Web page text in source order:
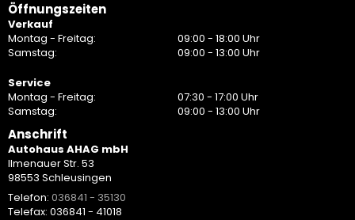
Öffnungszeiten
Verkauf
Montag - Freitag:
09:00 - 18:00 Uhr
Samstag:
09:00 - 13:00 Uhr
Service
Montag - Freitag:
07:30 - 17:00 Uhr
Samstag:
09:00 - 13:00 Uhr
Anschrift
Autohaus AHAG mbH
Ilmenauer Str. 53
98553 Schleusingen
Telefon: 036841 - 35130
Telefax: 036841 - 41018